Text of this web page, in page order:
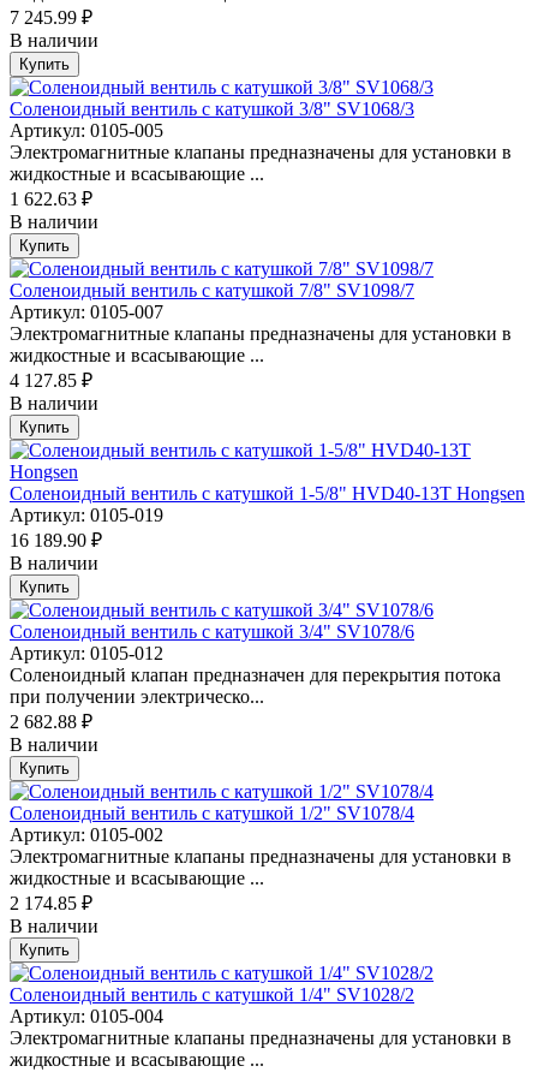
7 245.99 ₽
В наличии
Купить
Соленоидный вентиль с катушкой 3/8" SV1068/3
Артикул: 0105-005
Электромагнитные клапаны предназначены для установки в
жидкостные и всасывающие ...
1 622.63 ₽
В наличии
Купить
Соленоидный вентиль с катушкой 7/8" SV1098/7
Артикул: 0105-007
Электромагнитные клапаны предназначены для установки в
жидкостные и всасывающие ...
4 127.85 ₽
В наличии
Купить
Соленоидный вентиль с катушкой 1-5/8" HVD40-13T Hongsen
Артикул: 0105-019
16 189.90 ₽
В наличии
Купить
Соленоидный вентиль с катушкой 3/4" SV1078/6
Артикул: 0105-012
Соленоидный клапан предназначен для перекрытия потока
при получении электрическо...
2 682.88 ₽
В наличии
Купить
Соленоидный вентиль с катушкой 1/2" SV1078/4
Артикул: 0105-002
Электромагнитные клапаны предназначены для установки в
жидкостные и всасывающие ...
2 174.85 ₽
В наличии
Купить
Соленоидный вентиль с катушкой 1/4" SV1028/2
Артикул: 0105-004
Электромагнитные клапаны предназначены для установки в
жидкостные и всасывающие ...